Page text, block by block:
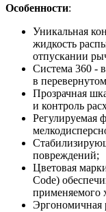
Особенности:
Уникальная
жидкость
отпускании
Система 360 -
в
Прозрачная
и контроль
Регулируемая
повреждений;
Цветовая
Code)
применяемого
Эргономичная